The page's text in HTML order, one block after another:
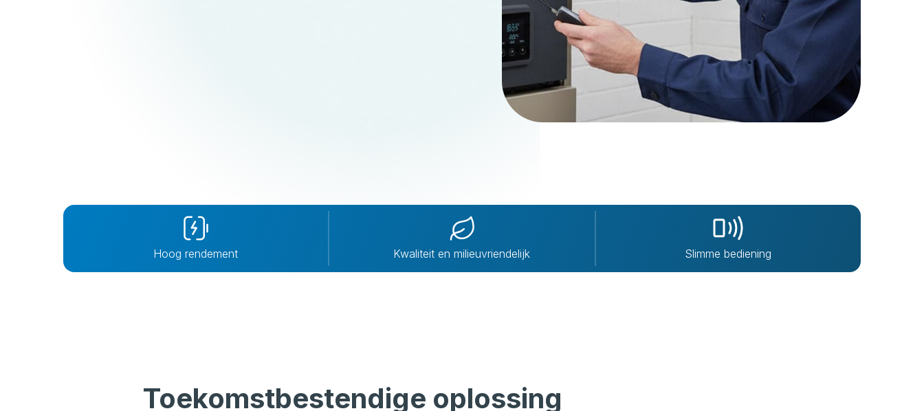
Hoog rendement Kwaliteit en milieuvriendelijk Slimme bediening
Toekomstbestendige oplossing